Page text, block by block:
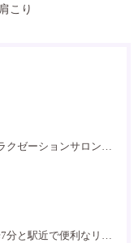
こり
岡町駅から徒歩7分リラクゼーションサロン癒し空間です
阪急宝塚線岡町駅徒歩7分と駅近で便利なリラクゼーションサロン！お家サロンで気軽に通いやすいです。